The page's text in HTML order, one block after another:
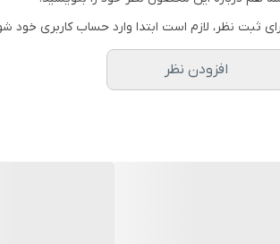
ثبت نظر، لازم است ابتدا وارد حساب کاربری خود
افزودن نظر